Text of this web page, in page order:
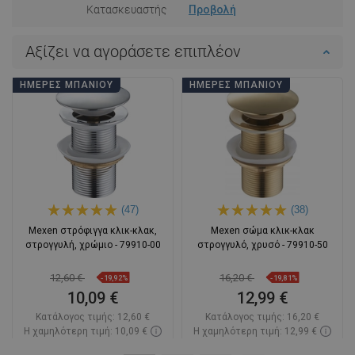
Κατασκευαστής Προβολή
Αξίζει να αγοράσετε επιπλέον
ΗΜΈΡΕΣ ΜΠΆΝΙΟΥ
(47)
Mexen στρόφιγγα κλικ-κλακ,
στρογγυλή, χρώμιο - 79910-00
12,60 € -19,92%
10,09 €
Κατάλογος τιμής: 12,60 €
Η χαμηλότερη τιμή: 10,09 €
ΗΜΈΡΕΣ ΜΠΆΝΙΟΥ
(38)
Mexen σώμα κλικ-κλακ
στρογγυλό, χρυσό - 79910-50
16,20 € -19,81%
12,99 €
Κατάλογος τιμής: 16,20 €
Η χαμηλότερη τιμή: 12,99 €